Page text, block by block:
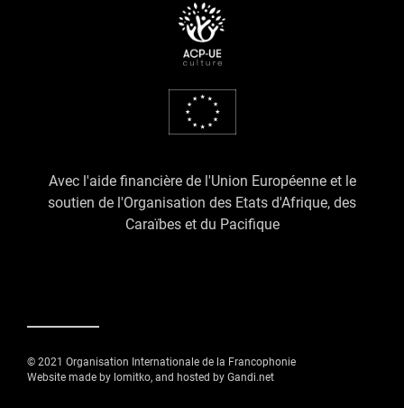
Avec l'aide financière de l'Union Européenne et le
soutien de l'Organisation des Etats d'Afrique, des
Caraïbes et du Pacifique
© 2021 Organisation Internationale de la Francophonie
Website made by lomitko, and hosted by Gandi.net